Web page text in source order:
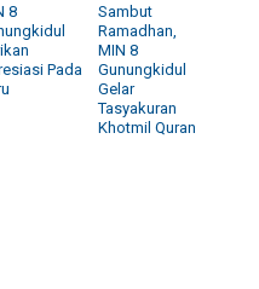
8
Pada
Sambut
Ramadhan,
MIN 8
Gunungkidul
Gelar
Tasyakuran
Khotmil Quran